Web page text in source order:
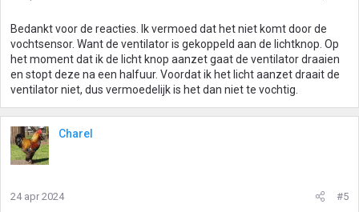
g
n
:
Bedankt voor de reacties. Ik vermoed dat het niet komt door de
vochtsensor. Want de ventilator is gekoppeld aan de lichtknop. Op
het moment dat ik de licht knop aanzet gaat de ventilator draaien
en stopt deze na een halfuur. Voordat ik het licht aanzet draait de
ventilator niet, dus vermoedelijk is het dan niet te vochtig.
Charel
24 apr 2024 #5